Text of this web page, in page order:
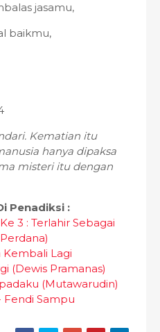
jasamu,
baikmu,
Kematian itu
hanya dipaksa
misteri itu dengan
Penadiksi :
3 : Terlahir Sebagai
Kembali Lagi
(Dewis Pramanas)
(Mutawarudin)
Fendi Sampu